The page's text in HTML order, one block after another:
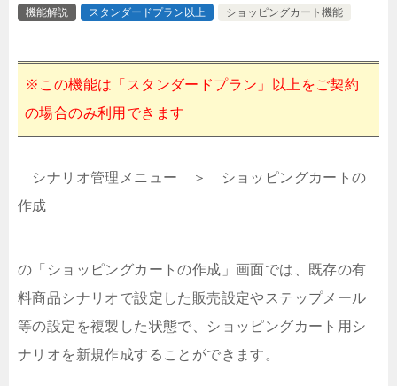
機能解説
スタンダードプラン以上 ショッピングカート機能
※この機能は「スタンダードプラン」以上をご契約
の場合のみ利用できます
シナリオ管理メニュー ＞ ショッピングカートの
作成
の「ショッピングカートの作成」画面では、既存の有
料商品シナリオで設定した販売設定やステップメール
等の設定を複製した状態で、ショッピングカート用シ
ナリオを新規作成することができます。